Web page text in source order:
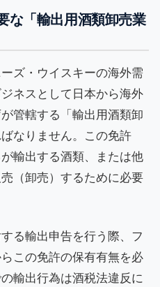
な「輸出用酒類卸売業
ズ・ウイスキーの海外需
ネスとして日本から海外
管轄する「輸出用酒類卸
なりません。この免許
輸出する酒類、または他
（卸売）するために必要
る輸出申告を行う際、フ
この免許の保有有無を必
輸出行為は酒税法違反に